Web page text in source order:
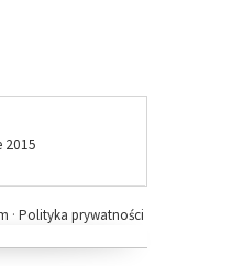
2015
Polityka prywatności
·